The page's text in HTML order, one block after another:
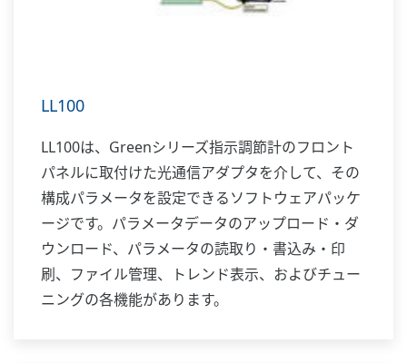
LL100
LL100は、Greenシリーズ指示調節計のフロント
パネルに取付けた光通信アダプタを介して、その
構成パラメータを設定できるソフトウェアパッケ
ージです。パラメータデータのアップロード・ダ
ウンロード、パラメータの読取り・書込み・印
刷、ファイル管理、トレンド表示、およびチュー
ニングの各機能があります。